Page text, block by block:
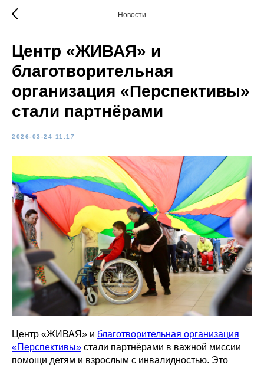
Новости
Центр «ЖИВАЯ» и
благотворительная
организация «Перспективы»
стали партнёрами
2026-03-24 11:17
Центр «ЖИВАЯ» и благотворительная организация
«Перспективы» стали партнёрами в важной миссии
помощи детям и взрослым с инвалидностью. Это